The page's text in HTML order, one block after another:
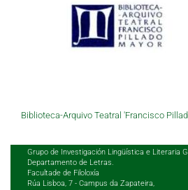
Biblioteca-Arquivo Teatral 'Francisco
Grupo de Investigación Lingüística e Literaria
Departamento de Letras.
Facultade de Filoloxía
Rúa Lisboa, 7 - Campus da Zapateira,